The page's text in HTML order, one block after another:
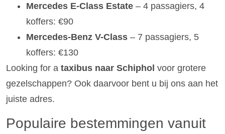
Mercedes E-Class Estate – 4 passagiers, 4
koffers: €90
Mercedes-Benz V-Class – 7 passagiers, 5
koffers: €130
Looking for a taxibus naar Schiphol voor grotere
gezelschappen? Ook daarvoor bent u bij ons aan het
juiste adres.
Populaire bestemmingen vanuit